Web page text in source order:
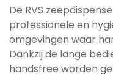
De RVS
professionele en
omgevingen waar
Dankzij de lange
handsfree worden